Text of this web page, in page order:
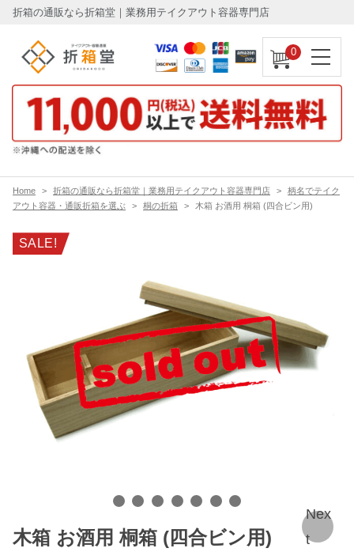
折箱の通販なら折箱堂｜業務用テイクアウト容器専門店
0
Home 折箱の通販なら折箱堂｜業務用テイクアウト容器専門店
柄名でテイク
アウト容器・通販折箱を選ぶ
桐の折箱 木箱 お酒用 桐箱 (四合ビン用)
SALE!
Nex
t
木箱 お酒用 桐箱 (四合ビン用)